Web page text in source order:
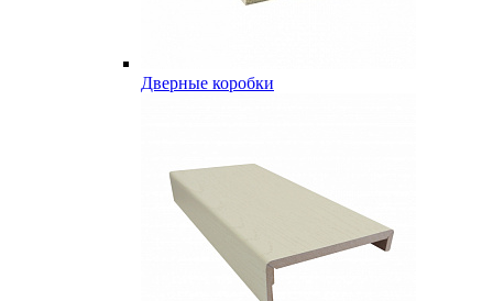
Дверные коробки